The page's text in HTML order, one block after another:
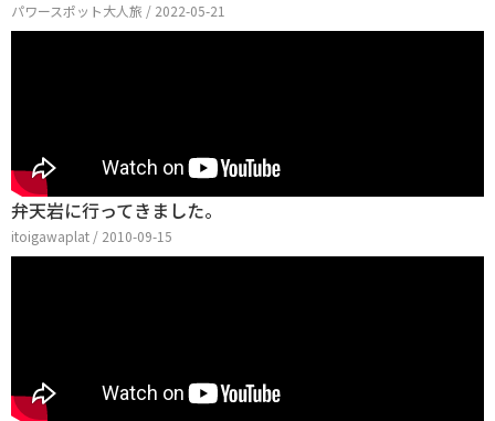
パワースポット大人旅 / 2022-05-21
弁天岩に行ってきました。
itoigawaplat / 2010-09-15